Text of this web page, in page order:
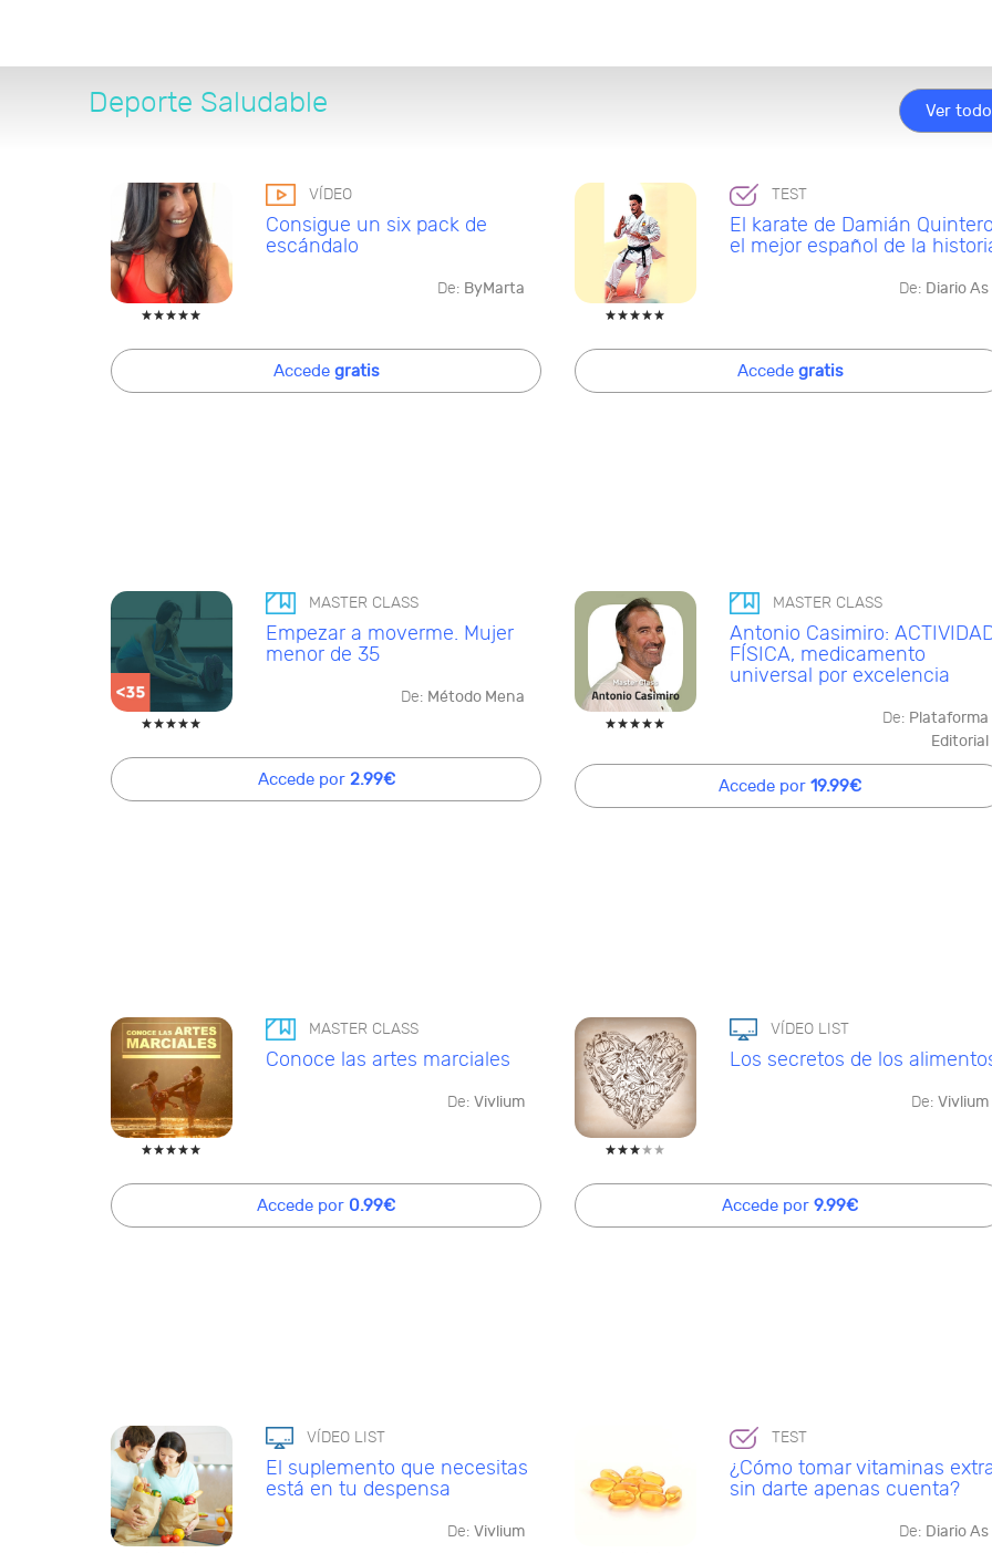
Deporte Saludable Ver
VÍDEO
Consigue un six pack de
escándalo
De: ByMarta
Accede gratis
TEST
El karate de Damián
el mejor español de la
De: Diario As
Accede gratis
MASTER CLASS
Empezar a moverme. Mujer
menor de 35
De: Método Mena
Accede por 2.99€
MASTER CLASS
Antonio Casimiro:
FÍSICA, medicamento
universal por excelencia
De: Plataforma
Editorial
Accede por 19.99€
MASTER CLASS
Conoce las artes marciales
De: Vivlium
Accede por 0.99€
VÍDEO LIST
Los secretos de los
De: Vivlium
Accede por 9.99€
VÍDEO LIST
El suplemento que necesitas
está en tu despensa
De: Vivlium
TEST
¿Cómo tomar vitaminas
sin darte apenas cuenta?
De: Diario As